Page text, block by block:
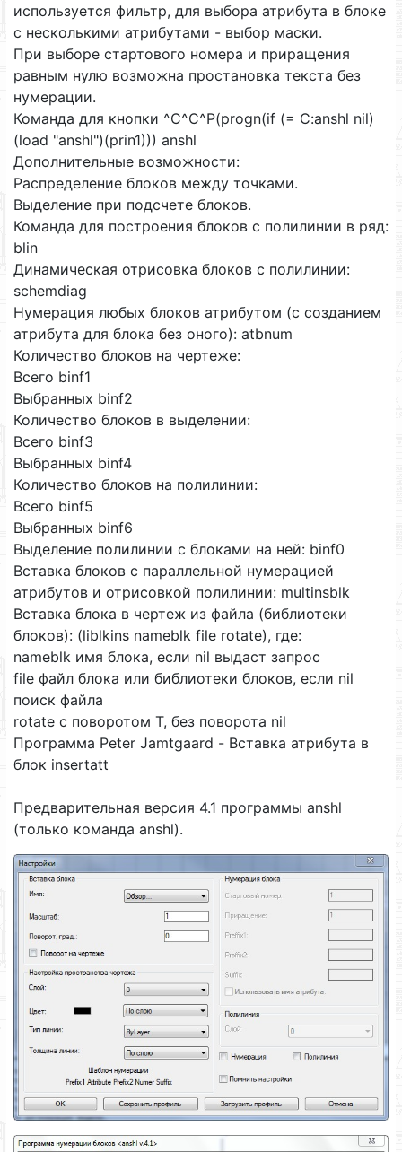
используется фильтр, для выбора атрибута в блоке
с несколькими атрибутами - выбор маски.
При выборе стартового номера и приращения
равным нулю возможна простановка текста без
нумерации.
Команда для кнопки ^C^C^P(progn(if (= C:anshl nil)
(load "anshl")(prin1))) anshl
Дополнительные возможности:
Распределение блоков между точками.
Выделение при подсчете блоков.
Команда для построения блоков с полилинии в ряд:
blin
Динамическая отрисовка блоков с полилинии:
schemdiag
Нумерация любых блоков атрибутом (с созданием
атрибута для блока без оного): atbnum
Количество блоков на чертеже:
Всего binf1
Выбранных binf2
Количество блоков в выделении:
Всего binf3
Выбранных binf4
Количество блоков на полилинии:
Всего binf5
Выбранных binf6
Выделение полилинии с блоками на ней: binf0
Вставка блоков с параллельной нумерацией
атрибутов и отрисовкой полилинии: multinsblk
Вставка блока в чертеж из файла (библиотеки
блоков): (liblkins nameblk file rotate), где:
nameblk имя блока, если nil выдаст запрос
file файл блока или библиотеки блоков, если nil
поиск файла
rotate с поворотом T, без поворота nil
Программа Peter Jamtgaard - Вставка атрибута в
блок insertatt
Предварительная версия 4.1 программы anshl
(только команда anshl).